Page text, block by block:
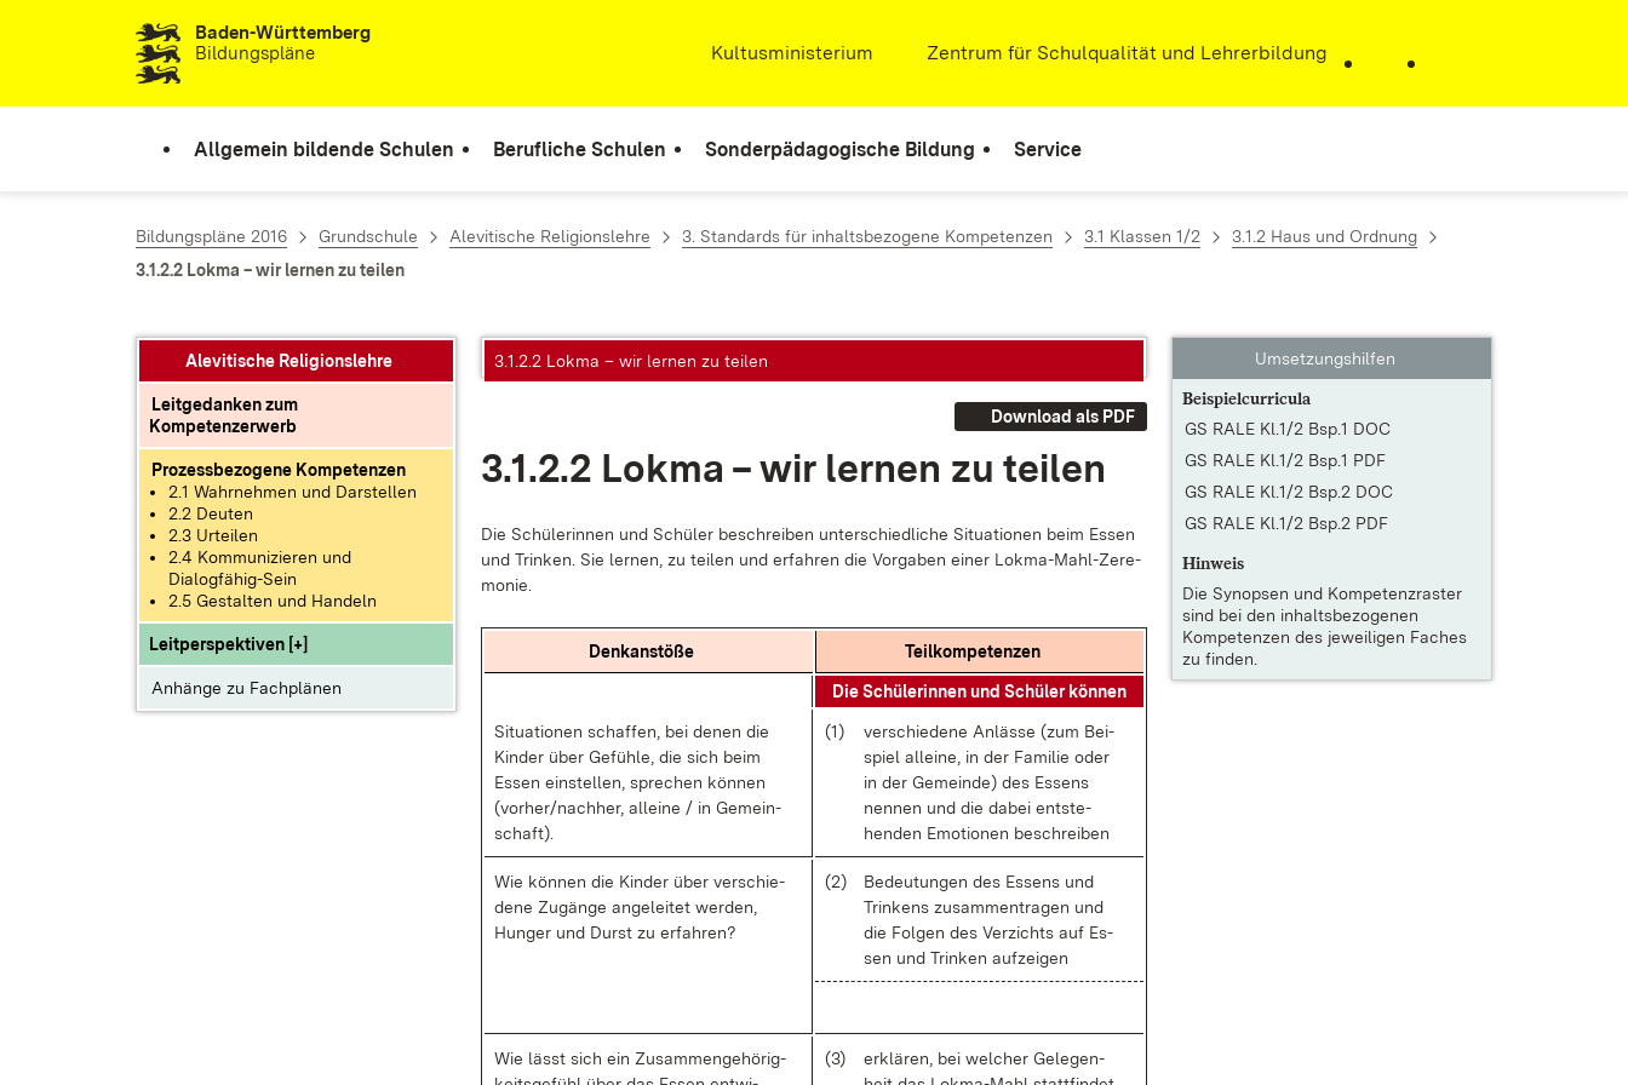
Zum Inhalt springenBaden-Württemberg
Bildungspläne
Extern:
Kultusministerium (Öffnet in neuem Fenster)
Extern:
Zentrum für Schulqualität und Lehrerbildung
Allgemein bildende Schulen Berufliche Schulen Sonderpädagogische Bildung Service
Bildungspläne 2016 Grundschule Alevitische Religionslehre 3. Standards für inhaltsbezogene Kompetenzen 3.1 Klassen 1/2
3.1.2 Haus und Ordnung
3.1.2.2 Lokma – wir lernen zu teilen
Alevitische Religionslehre
Leitgedanken zum
Kompetenzerwerb
Prozessbezogene Kompetenzen
2.1 Wahrnehmen und Darstellen
2.2 Deuten
2.3 Urteilen
2.4 Kommunizieren und
Dialogfähig-Sein
2.5 Gestalten und Handeln
Leitperspektiven [+]
Anhänge zu Fachplänen
3.1.2.2 Lokma – wir lernen zu teilen
Download als PDF
3.1.2.2 Lok­ma – wir ler­nen zu tei­len
Die Schü­le­rin­nen und Schü­ler be­schrei­ben un­ter­schied­li­che Si­tua­tio­nen beim Es­sen
und Trin­ken. Sie ler­nen, zu tei­len und er­fah­ren die Vor­ga­ben ei­ner Lok­ma-Mahl-Ze­re­
mo­nie.
Denk­an­stö­ße Teil­kom­pe­ten­zen
Die Schü­le­rin­nen und Schü­ler kön­nen
Si­tua­tio­nen schaf­fen, bei de­nen die
Kin­der über Ge­füh­le, die sich beim
Es­sen ein­stel­len, spre­chen kön­nen
(vor­her/nach­her, al­lei­ne / in Ge­mein­
schaft).
(1)
ver­schie­de­ne An­läs­se (zum Bei­
spiel al­lei­ne, in der Fa­mi­lie oder
in der Ge­mein­de) des Es­sens
nen­nen und die da­bei ent­ste­
hen­den Emo­tio­nen be­schrei­ben
Wie kön­nen die Kin­der über ver­schie­
de­ne Zu­gän­ge an­ge­lei­tet wer­den,
Hun­ger und Durst zu er­fah­ren?
(2)
Be­deu­tun­gen des Es­sens und
Trin­kens zu­sam­men­tra­gen und
die Fol­gen des Ver­zichts auf Es­
sen und Trin­ken auf­zei­gen
Wie lässt sich ein Zu­sam­men­ge­hö­rig­
(3)
er­klä­ren, bei wel­cher Ge­le­gen­
Umsetzungshilfen
Beispielcurricula
GS RALE Kl.1/2 Bsp.1 DOC
GS RALE Kl.1/2 Bsp.1 PDF
GS RALE Kl.1/2 Bsp.2 DOC
GS RALE Kl.1/2 Bsp.2 PDF
Hinweis
Die Synopsen und Kompetenzraster
sind bei den inhaltsbezogenen
Kompetenzen des jeweiligen Faches
zu finden.